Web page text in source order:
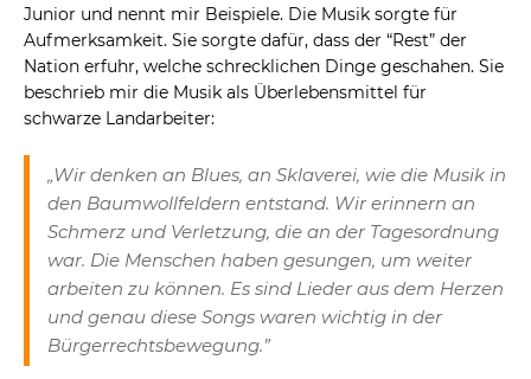
Junior und nennt mir Beispiele. Die Musik sorgte für
Aufmerksamkeit. Sie sorgte dafür, dass der “Rest” der
Nation erfuhr, welche schrecklichen Dinge geschahen. Sie
beschrieb mir die Musik als Überlebensmittel für
schwarze Landarbeiter:
„Wir denken an Blues, an Sklaverei, wie die Musik in
den Baumwollfeldern entstand. Wir erinnern an
Schmerz und Verletzung, die an der Tagesordnung
war. Die Menschen haben gesungen, um weiter
arbeiten zu können. Es sind Lieder aus dem Herzen
und genau diese Songs waren wichtig in der
Bürgerrechtsbewegung.”